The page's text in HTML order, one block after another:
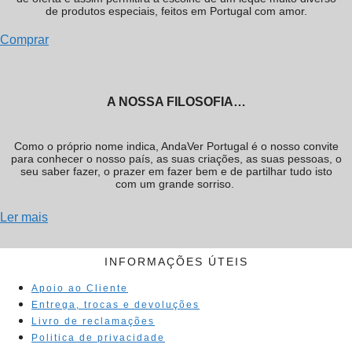
de produtos especiais, feitos em Portugal com amor.
Comprar
A NOSSA FILOSOFIA…
Como o próprio nome indica, AndaVer Portugal é o nosso convite
para conhecer o nosso país, as suas criações, as suas pessoas, o
seu saber fazer, o prazer em fazer bem e de partilhar tudo isto
com um grande sorriso.
Ler mais
INFORMAÇÕES ÚTEIS
Apoio ao Cliente
Entrega, trocas e devoluções
Livro de reclamações
Politica de privacidade